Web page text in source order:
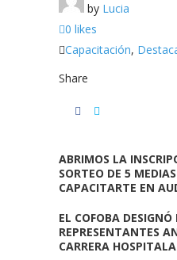
by Lucia
0 likes
Capacitación,
Share
ABRIMOS LA
SORTEO DE 5
CAPACITARTE EN
EL COFOBA DESIGNÓ
REPRESENTANTES
CARRERA